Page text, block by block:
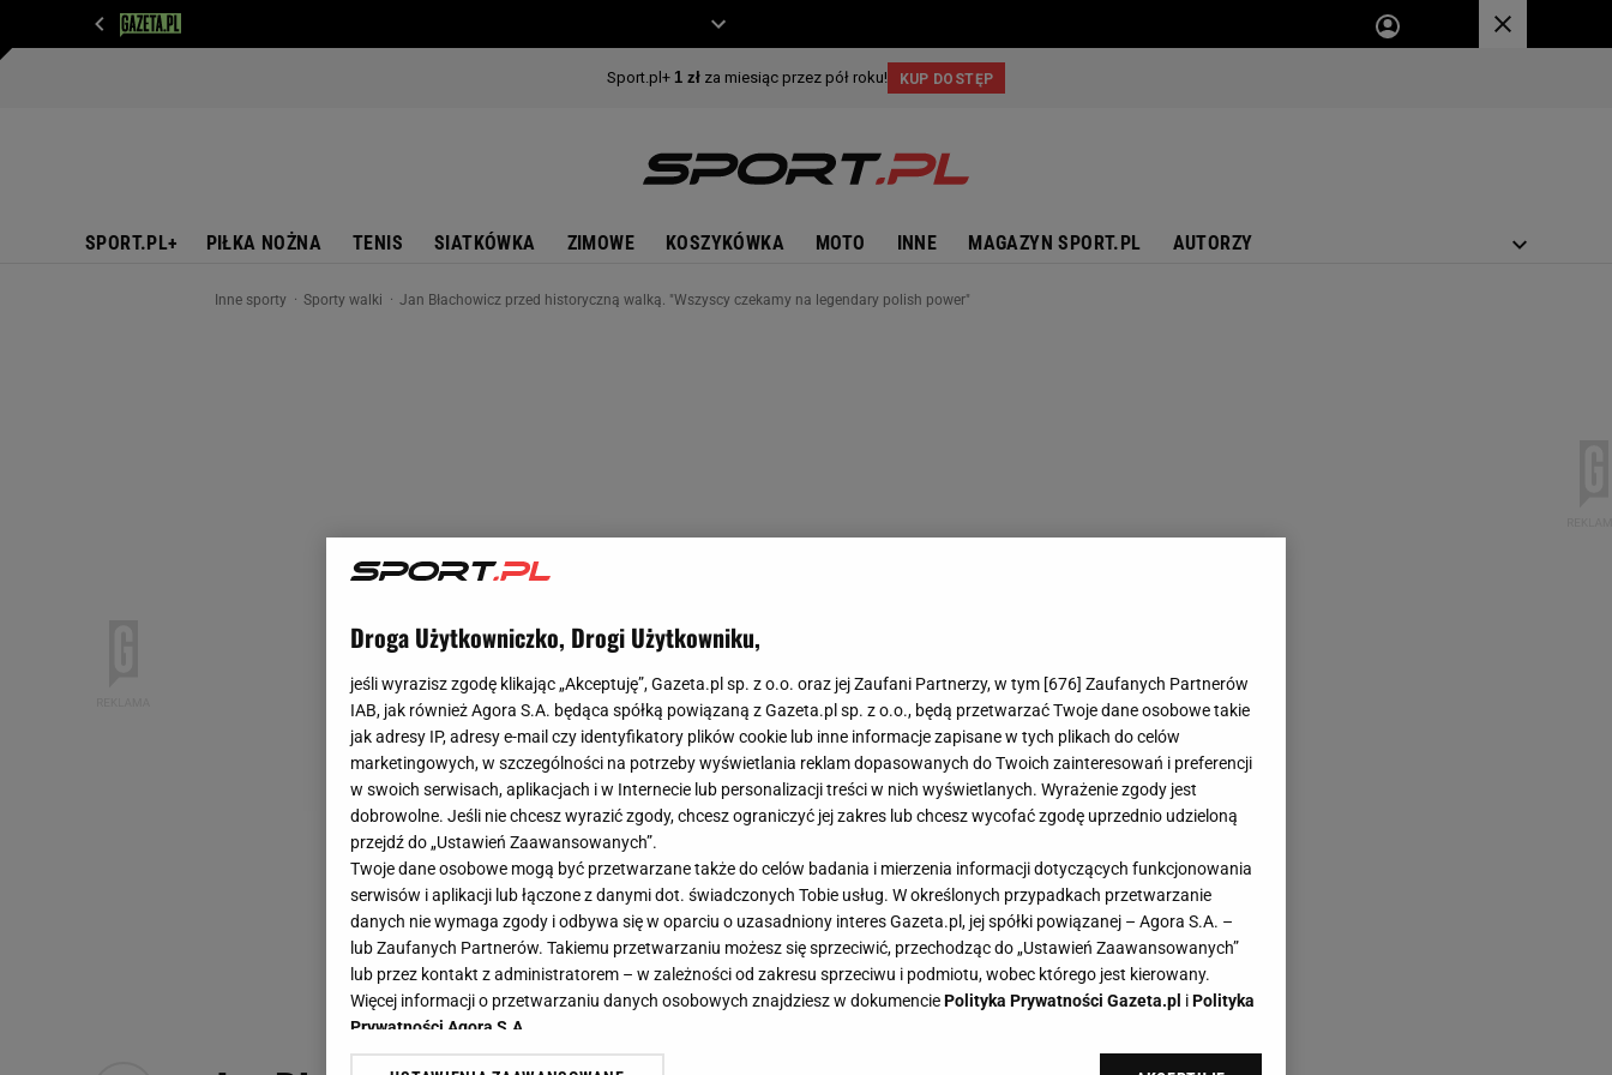
SPORT.PL+ PIŁKA NOŻNA TENIS SIATKÓWKA ZIMOWE KOSZYKÓWKA MOTO INNE MAGAZYN SPORT.PL AUTORZY
Inne sporty Sporty walki Jan Błachowicz przed historyczną walką. "Wszyscy czekamy na legendary polish power"
Droga Użytkowniczko, Drogi Użytkowniku,
jeśli wyrazisz zgodę klikając „Akceptuję”, Gazeta.pl sp. z o.o. oraz jej Zaufani Partnerzy, w tym [676] Zaufanych Partnerów
IAB, jak również Agora S.A. będąca spółką powiązaną z Gazeta.pl sp. z o.o., będą przetwarzać Twoje dane osobowe takie
jak adresy IP, adresy e-mail czy identyfikatory plików cookie lub inne informacje zapisane w tych plikach do celów
marketingowych, w szczególności na potrzeby wyświetlania reklam dopasowanych do Twoich zainteresowań i preferencji
w swoich serwisach, aplikacjach i w Internecie lub personalizacji treści w nich wyświetlanych. Wyrażenie zgody jest
dobrowolne. Jeśli nie chcesz wyrazić zgody, chcesz ograniczyć jej zakres lub chcesz wycofać zgodę uprzednio udzieloną
przejdź do „Ustawień Zaawansowanych”.
Twoje dane osobowe mogą być przetwarzane także do celów badania i mierzenia informacji dotyczących funkcjonowania
serwisów i aplikacji lub łączone z danymi dot. świadczonych Tobie usług. W określonych przypadkach przetwarzanie
danych nie wymaga zgody i odbywa się w oparciu o uzasadniony interes Gazeta.pl, jej spółki powiązanej – Agora S.A. –
lub Zaufanych Partnerów. Takiemu przetwarzaniu możesz się sprzeciwić, przechodząc do „Ustawień Zaawansowanych”
lub przez kontakt z administratorem – w zależności od zakresu sprzeciwu i podmiotu, wobec którego jest kierowany.
Więcej informacji o przetwarzaniu danych osobowych znajdziesz w dokumenciePolityka Prywatności Gazeta.pl iPolityka
Prywatności Agora S.A.